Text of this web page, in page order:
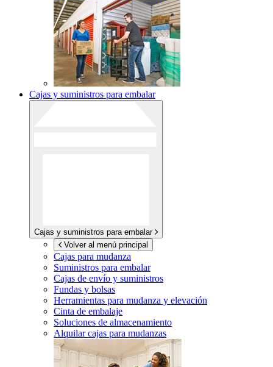
Cajas y suministros para embalar
Cajas y suministros para embalar
Volver al menú principal
Cajas para mudanza
Suministros para embalar
Cajas de envío y suministros
Fundas y bolsas
Herramientas para mudanza y elevación
Cinta de embalaje
Soluciones de almacenamiento
Alquilar cajas para mudanzas